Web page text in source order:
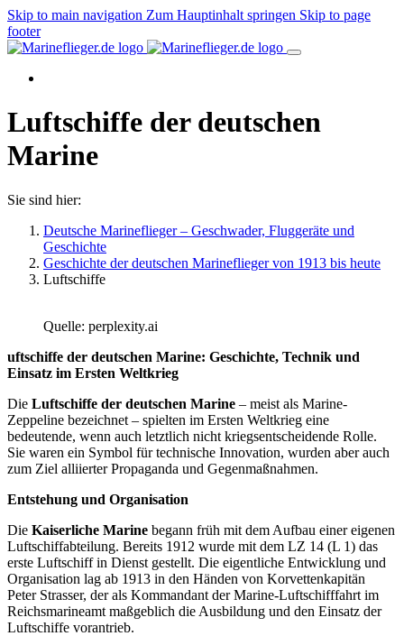
Skip to main navigation Zum Hauptinhalt springen Skip to page
footer
Luftschiffe der deutschen
Marine
Sie sind hier:
Deutsche Marineflieger – Geschwader, Fluggeräte und
Geschichte
Geschichte der deutschen Marineflieger von 1913 bis heute
Luftschiffe
Quelle: perplexity.ai
uftschiffe der deutschen Marine: Geschichte, Technik und
Einsatz im Ersten Weltkrieg
Die Luftschiffe der deutschen Marine – meist als Marine-
Zeppeline bezeichnet – spielten im Ersten Weltkrieg eine
bedeutende, wenn auch letztlich nicht kriegsentscheidende Rolle.
Sie waren ein Symbol für technische Innovation, wurden aber auch
zum Ziel alliierter Propaganda und Gegenmaßnahmen.
Entstehung und Organisation
Die Kaiserliche Marine begann früh mit dem Aufbau einer eigenen
Luftschiffabteilung. Bereits 1912 wurde mit dem LZ 14 (L 1) das
erste Luftschiff in Dienst gestellt. Die eigentliche Entwicklung und
Organisation lag ab 1913 in den Händen von Korvettenkapitän
Peter Strasser, der als Kommandant der Marine-Luftschifffahrt im
Reichsmarineamt maßgeblich die Ausbildung und den Einsatz der
Luftschiffe vorantrieb.